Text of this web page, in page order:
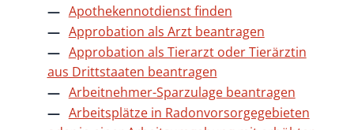
Apothekennotdienst finden
Approbation als Arzt beantragen
Approbation als Tierarzt oder Tierärztin
aus Drittstaaten beantragen
Arbeitnehmer-Sparzulage beantragen
Arbeitsplätze in Radonvorsorgegebieten